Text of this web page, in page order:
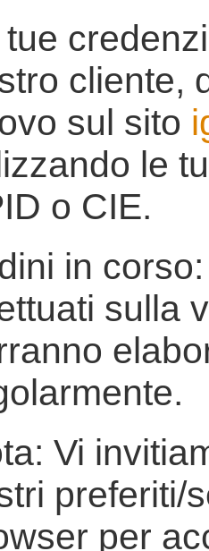
tue
cliente,
sul sito
le
o CIE.
in
sulla
Vi
preferiti/
per